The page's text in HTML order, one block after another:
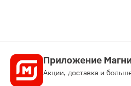
Приложение
Акции, доставка и